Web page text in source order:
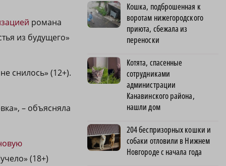
романа
из будущего»
снилось» (12+).
– объясняла
(18+)
Кошка, подброшенная к
воротам нижегородского
приюта, сбежала из
переноски
Котята, спасенные
сотрудниками
администрации
Канавинского района,
нашли дом
204 беспризорных кошки и
собаки отловили в Нижнем
Новгороде с начала года